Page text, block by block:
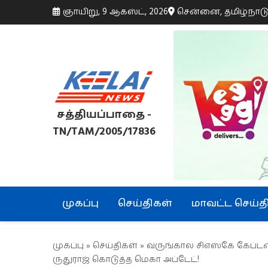
ஞாயிறு, 9 ஆகஸ்ட், 2026 சென்னை, தமிழ்நாடு
சத்தியப்பாதை -
TN/TAM/2005/17836
முகப்பு செய்திகள் மாவட்ட
முகப்பு » செய்திகள் » வருங்கால சிஎஸ்கே
ருதுராஜ் கொடுத்த மெகா அப்டேட்!